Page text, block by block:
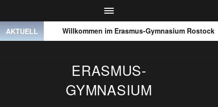
AKTUELL
● ● ● Willkommen im Erasmus-Gymnasium Rostock
ERASMUS-
GYMNASIUM